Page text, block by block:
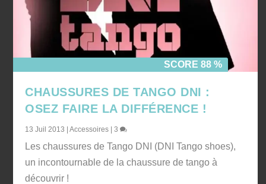
SCORE 88 %
CHAUSSURES DE TANGO DNI :
OSEZ FAIRE LA DIFFÉRENCE !
13 Juil 2013 |Accessoires |3
Les chaussures de Tango DNI (DNI Tango shoes),
un incontournable de la chaussure de tango à
découvrir !